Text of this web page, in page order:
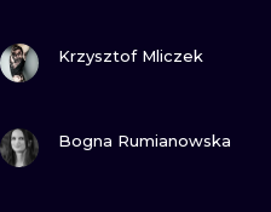
Krzysztof Mliczek
Bogna Rumianowska